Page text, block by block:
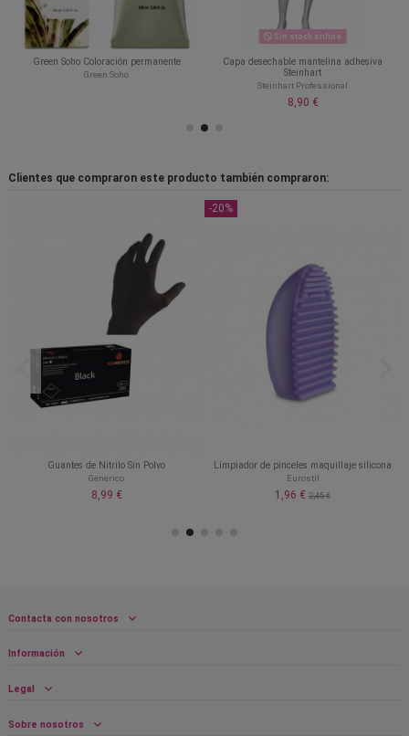
Green Soho Coloración permanente
Green Soho
Sin stock online
Capa desechable mantelina adhesiva
Steinhart
Steinhart Professional
8,90 €
Clientes que compraron este producto también compraron:
Guantes de Nitrilo Sin Polvo
Generico
8,99 €
-20%
Limpiador de pinceles maquillaje silicona
Eurostil
1,96 € 2,45 €
Contacta con nosotros
Información
Legal
Sobre nosotros